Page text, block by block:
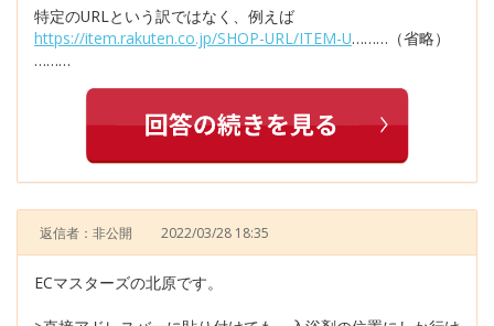
特定のURLという訳ではなく、例えば
https://item.rakuten.co.jp/SHOP-URL/ITEM-U………（省略）
………
返信者：非公開 2022/03/28 18:35
ECマスターズの北原です。